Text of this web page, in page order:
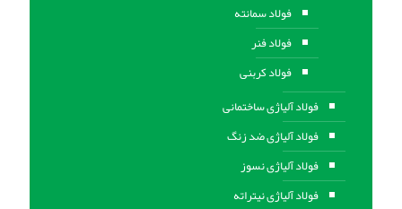
فولاد سمانته
فولاد فنر
فولاد کربنی
فولاد آلیاژی ساختمانی
فولاد آلیاژی ضد زنگ
فولاد آلیاژی نسوز
فولاد آلیاژی نیتراته